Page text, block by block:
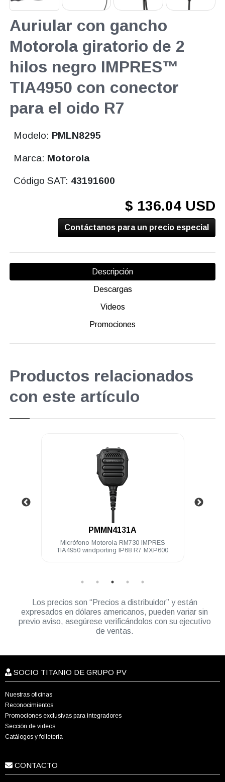
Auriular con gancho
Motorola giratorio de 2
hilos negro IMPRES™
TIA4950 con conector
para el oido R7
Modelo: PMLN8295
Marca: Motorola
Código SAT: 43191600
$ 136.04 USD
Contáctanos para un precio especial
Descripción
Descargas
Videos
Promociones
Productos relacionados
con este artículo
.
PMMN4131A
Micrófono Motorola RM730 IMPRES
TIA4950 windporting IP68 R7 MXP600
Los precios son “Precios a distribuidor” y están
expresados en dólares americanos, pueden variar sin
previo aviso, asegúrese verificándolos con su ejecutivo
de ventas.
SOCIO TITANIO DE GRUPO PV
Nuestras oficinas
Reconocimientos
Promociones exclusivas para integradores
Sección de videos
Catálogos y folletería
CONTACTO